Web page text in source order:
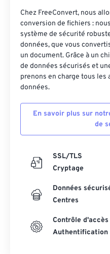
Chez FreeConvert, nous
conversion de fichiers :
système de sécurité
données, que vous
un document. Grâce à un
de données sécurisés et
prenons en charge tous les
données.
En savoir plus sur
de
SSL/TLS
Cryptage
Données
Centres
Contrôle
Authentification